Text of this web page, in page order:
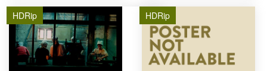
HDRip HDRip